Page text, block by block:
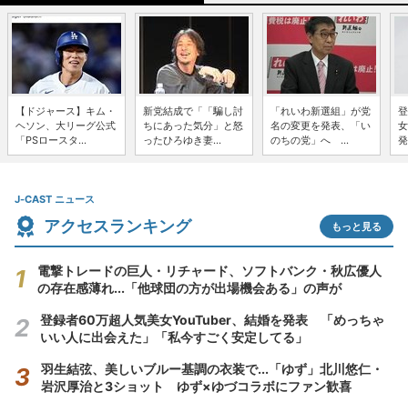
【ドジャース】キム・
ヘソン、大リーグ公式
「PSロースタ...
新党結成で「「騙し討
ちにあった気分」と怒
ったひろゆき妻...
「れいわ新選組」が党
名の変更を発表、「い
のちの党」へ ...
J-CAST ニュース
アクセスランキング もっと見る
電撃トレードの巨人・リチャード、ソフトバンク・秋広優人
の存在感薄れ...「他球団の方が出場機会ある」の声が
登録者60万超人気美女YouTuber、結婚を発表 「めっちゃ
いい人に出会えた」「私今すごく安定してる」
羽生結弦、美しいブルー基調の衣装で...「ゆず」北川悠仁・
岩沢厚治と3ショット ゆず×ゆづコラボにファン歓喜